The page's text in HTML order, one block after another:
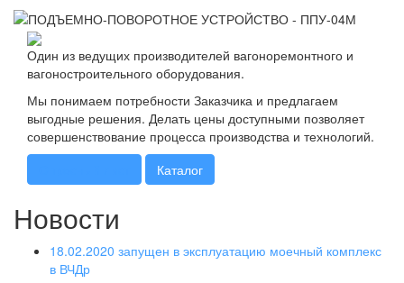
Один из ведущих производителей вагоноремонтного и
вагоностроительного оборудования.
Мы понимаем потребности Заказчика и предлагаем
выгодные решения. Делать цены доступными позволяет
совершенствование процесса производства и технологий.
Каталог
Новости
18.02.2020 запущен в эксплуатацию моечный комплекс
в ВЧДр